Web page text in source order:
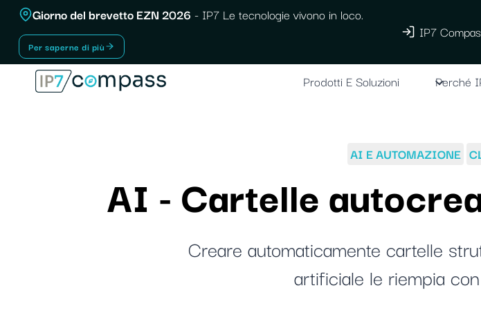
contenuto
Giorno del brevetto EZN 2026 - IP7 Le tecnologie vivono in loco.
Per saperne di più
IP7
Prodotti E Soluzioni Perché
AI E AUTOMAZIONE
AI - Cartelle
Creare automaticamente cartelle
artificiale le riempia